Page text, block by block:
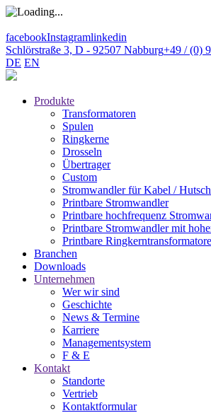
facebookInstagramlinkedin
Schlörstraße 3, D - 92507 Nabburg+49 / (0)
DE EN
Produkte
Transformatoren
Spulen
Ringkerne
Drosseln
Übertrager
Custom
Stromwandler für Kabel /
Printbare Stromwandler
Printbare hochfrequenz
Printbare Stromwandler mit
Printbare
Branchen
Downloads
Unternehmen
Wer wir sind
Geschichte
News & Termine
Karriere
Managementsystem
F & E
Kontakt
Standorte
Vertrieb
Kontaktformular